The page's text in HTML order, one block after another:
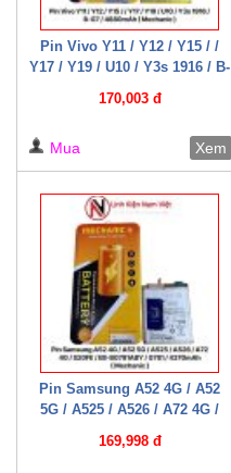
Pin Vivo Y11 / Y12 / Y15 / /
Y17 / Y19 / U10 / Y3s 1916 / B-
170,003 đ
Mua Xem
Pin Samsung A52 4G / A52
5G / A525 / A526 / A72 4G /
/ 4370mAh ( Mechanic )
169,998 đ